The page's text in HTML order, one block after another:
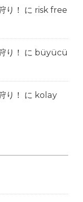
り！ に risk free
り！ に büyücü
り！ に kolay